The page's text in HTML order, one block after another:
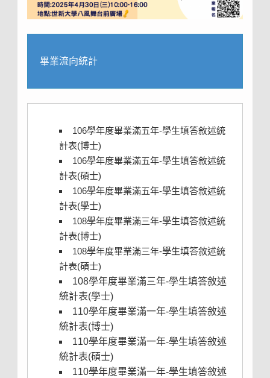
畢業流向統計
106學年度畢業滿五年-學生填答敘述統
計表(博士)
106學年度畢業滿五年-學生填答敘述統
計表(碩士)
106學年度畢業滿五年-學生填答敘述統
計表(學士)
108學年度畢業滿三年-學生填答敘述統
計表(博士)
108學年度畢業滿三年-學生填答敘述統
計表(碩士)
108學年度畢業滿三年-學生填答敘述
統計表(學士)
110學年度畢業滿一年-學生填答敘述
統計表(博士)
110學年度畢業滿一年-學生填答敘述
統計表(碩士)
110學年度畢業滿一年-學生填答敘述